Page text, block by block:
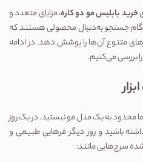
خرید بابلیس مو دو کاره
را بررسی می‌کنیم.
شما محدود به یک مدل مو نیستید. در یک روز
مانند: